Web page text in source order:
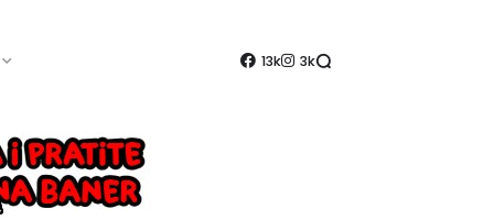
13k 3k